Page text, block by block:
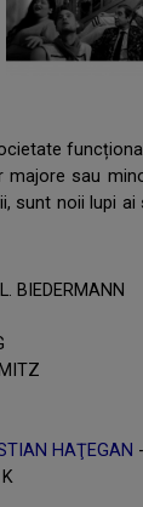
sau
sunt noii lupi
BIEDERMANN
HAŢEGAN